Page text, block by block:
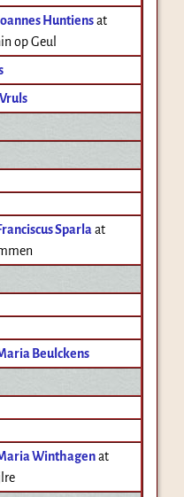
Huntiens at
op Geul
Sparla at
Beulckens
Winthagen at